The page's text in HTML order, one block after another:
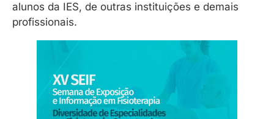
alunos da IES, de outras instituições e demais
profissionais.